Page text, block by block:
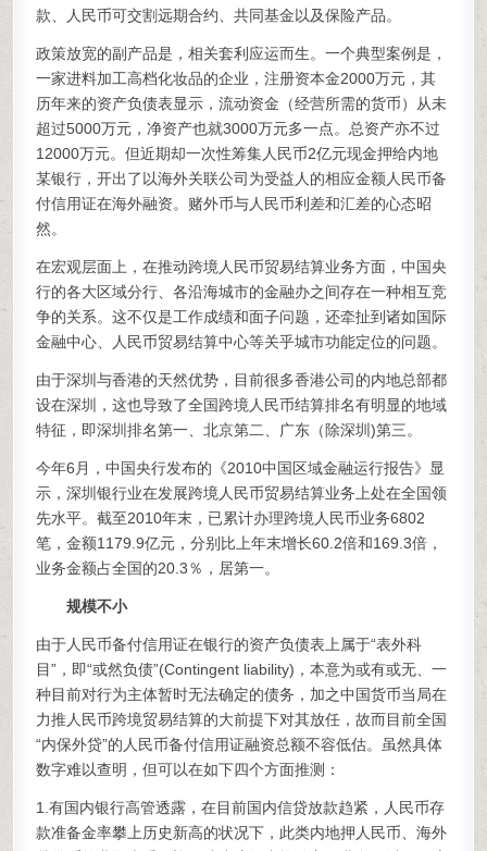
款、人民币可交割远期合约、共同基金以及保险产品。
政策放宽的副产品是，相关套利应运而生。一个典型案例是，
一家进料加工高档化妆品的企业，注册资本金2000万元，其
历年来的资产负债表显示，流动资金（经营所需的货币）从未
超过5000万元，净资产也就3000万元多一点。总资产亦不过
12000万元。但近期却一次性筹集人民币2亿元现金押给内地
某银行，开出了以海外关联公司为受益人的相应金额人民币备
付信用证在海外融资。赌外币与人民币利差和汇差的心态昭
然。
在宏观层面上，在推动跨境人民币贸易结算业务方面，中国央
行的各大区域分行、各沿海城市的金融办之间存在一种相互竞
争的关系。这不仅是工作成绩和面子问题，还牵扯到诸如国际
金融中心、人民币贸易结算中心等关乎城市功能定位的问题。
由于深圳与香港的天然优势，目前很多香港公司的内地总部都
设在深圳，这也导致了全国跨境人民币结算排名有明显的地域
特征，即深圳排名第一、北京第二、广东（除深圳)第三。
今年6月，中国央行发布的《2010中国区域金融运行报告》显
示，深圳银行业在发展跨境人民币贸易结算业务上处在全国领
先水平。截至2010年末，已累计办理跨境人民币业务6802
笔，金额1179.9亿元，分别比上年末增长60.2倍和169.3倍，
业务金额占全国的20.3％，居第一。
规模不小
由于人民币备付信用证在银行的资产负债表上属于“表外科
目”，即“或然负债”(Contingent liability)，本意为或有或无、一
种目前对行为主体暂时无法确定的债务，加之中国货币当局在
力推人民币跨境贸易结算的大前提下对其放任，故而目前全国
“内保外贷”的人民币备付信用证融资总额不容低估。虽然具体
数字难以查明，但可以在如下四个方面推测：
1.有国内银行高管透露，在目前国内信贷放款趋紧，人民币存
款准备金率攀上历史新高的状况下，此类内地押人民币、海外